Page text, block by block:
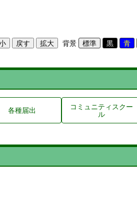
背景
各種届出 コミュニティスクー
ル